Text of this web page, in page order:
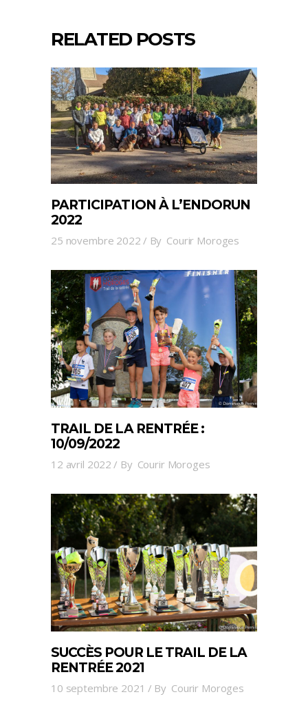
RELATED POSTS
PARTICIPATION À L’ENDORUN
2022
25 novembre 2022 By Courir Moroges
TRAIL DE LA RENTRÉE :
10/09/2022
12 avril 2022 By Courir Moroges
SUCCÈS POUR LE TRAIL DE LA
RENTRÉE 2021
10 septembre 2021 By Courir Moroges